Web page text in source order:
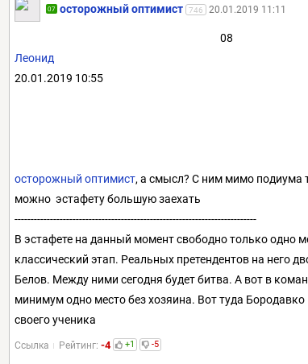
07 осторожный оптимист 746 20.01.2019 11:11
08
Леонид
20.01.2019 10:55
осторожный оптимист, а смысл? С ним мимо подиума
можно эстафету большую заехать
---------------------------------------------------------------------------
В эстафете на данный момент свободно только одно
классический этап. Реальных претендентов на него
Белов. Между ними сегодня будет битва. А вот в
минимум одно место без хозяина. Вот туда Бородавко
своего ученика
Ссылка Рейтинг: -4 +1 -5